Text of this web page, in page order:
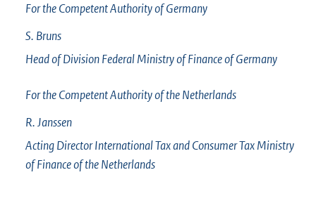
For the Competent Authority of Germany
S. Bruns
Head of Division Federal Ministry of Finance of Germany
For the Competent Authority of the Netherlands
R.Janssen
Acting Director International Tax and Consumer Tax Ministry
of Finance of the Netherlands